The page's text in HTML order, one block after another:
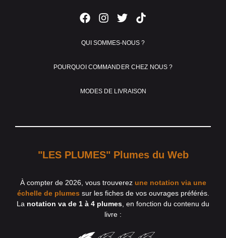
QUI SOMMES-NOUS ?
POURQUOI COMMANDER CHEZ NOUS ?
MODES DE LIVRAISON
"LES PLUMES" Plumes du Web
À compter de 2026, vous trouverez une notation via une
échelle de plumes sur les fiches de vos ouvrages préférés.
La notation va de 1 à 4 plumes , en fonction du contenu du
livre :